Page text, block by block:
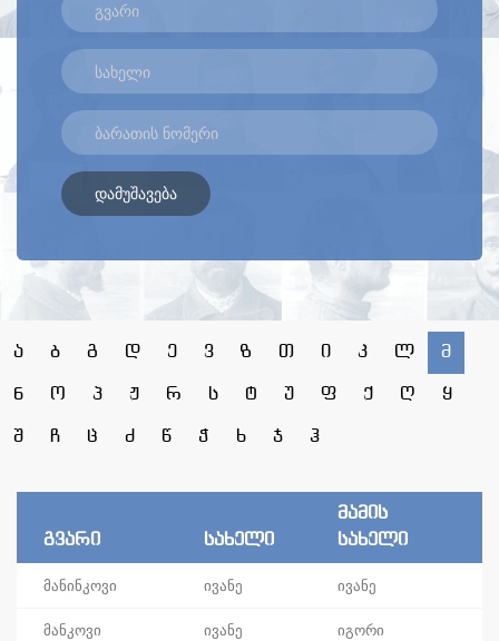
დამუშავება
ა ბ გ დ ე ვ ზ თ ი კ ლ მ
ნ ო პ ჟ რ ს ტ უ ფ ქ ღ ყ
შ ჩ ც ძ წ ჭ ხ ჯ ჰ
გვარი სახელი
მამის
სახელი
მანინკოვი ივანე ივანე
მანკოვი ივანე იგორი